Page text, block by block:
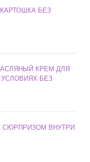
БЕЗ
КРЕМ ДЛЯ
БЕЗ
СЮРПРИЗОМ ВНУТРИ